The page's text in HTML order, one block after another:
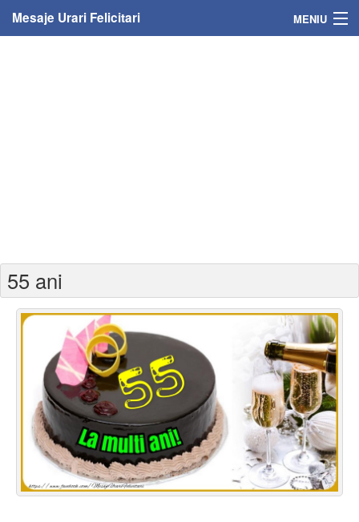
Mesaje Urari Felicitari MENIU
Felicitari varsta
Felicitari zilele anului
Felicitari zile saptamana
Felicitari muzicale
Felicitari muzicale personalizate
Felicitari animate
55 ani